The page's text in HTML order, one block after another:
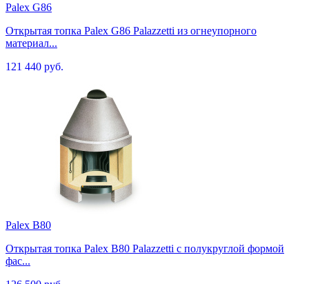
Palex G86
Открытая топка Palex G86 Palazzetti из огнеупорного
материал...
121 440 руб.
Palex B80
Открытая топка Palex B80 Palazzetti с полукруглой формой
фас...